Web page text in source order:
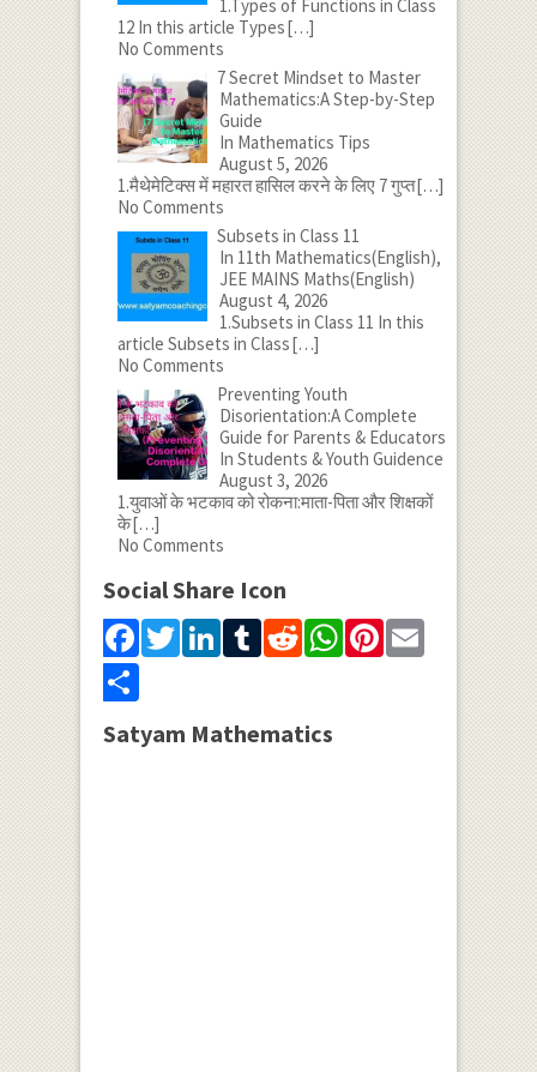
1.Types of Functions in Class
12 In this article Types[…]
No Comments
7 Secret Mindset to Master
Mathematics:A Step-by-Step
Guide
In Mathematics Tips
August 5, 2026
1.मैथेमेटिक्स में महारत हासिल करने के लिए 7 गुप्त[…]
No Comments
Subsets in Class 11
In 11th Mathematics(English),
JEE MAINS Maths(English)
August 4, 2026
1.Subsets in Class 11 In this
article Subsets in Class[…]
No Comments
Preventing Youth
Disorientation:A Complete
Guide for Parents & Educators
In Students & Youth Guidence
August 3, 2026
1.युवाओं के भटकाव को रोकना:माता-पिता और शिक्षकों
के[…]
No Comments
Social Share Icon
Facebook
Twitter
LinkedIn
Tumblr
Reddit
WhatsApp
Pinterest
Email
Share
Satyam Mathematics